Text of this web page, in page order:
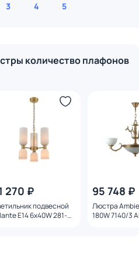
3 4 5
количество плафонов
270 ₽
подвесной
E14 6x40W 281-
95 748 ₽
Люстра
180W 7140/3